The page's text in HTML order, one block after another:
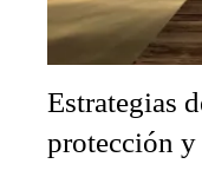
Estrategias
protección